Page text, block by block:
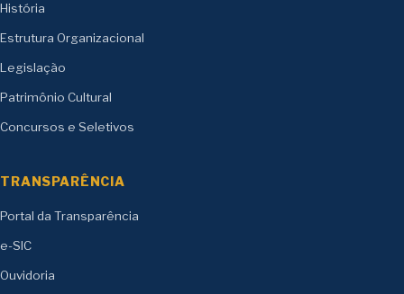
História
Estrutura Organizacional
Legislação
Patrimônio Cultural
Concursos e Seletivos
TRANSPARÊNCIA
Portal da Transparência
e-SIC
Ouvidoria